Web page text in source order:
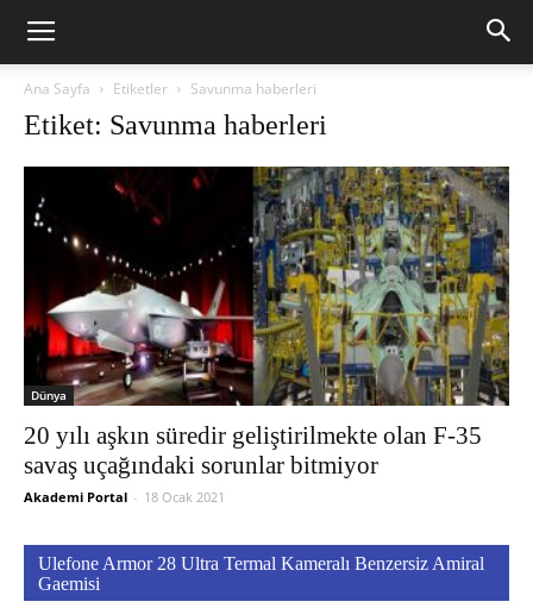
Ana Sayfa Etiketler Savunma haberleri
Etiket: Savunma haberleri
Dünya
20 yılı aşkın süredir geliştirilmekte olan F-35
savaş uçağındaki sorunlar bitmiyor
Akademi Portal - 18 Ocak 2021
Ulefone Armor 28 Ultra Termal Kameralı Benzersiz Amiral
Gaemisi